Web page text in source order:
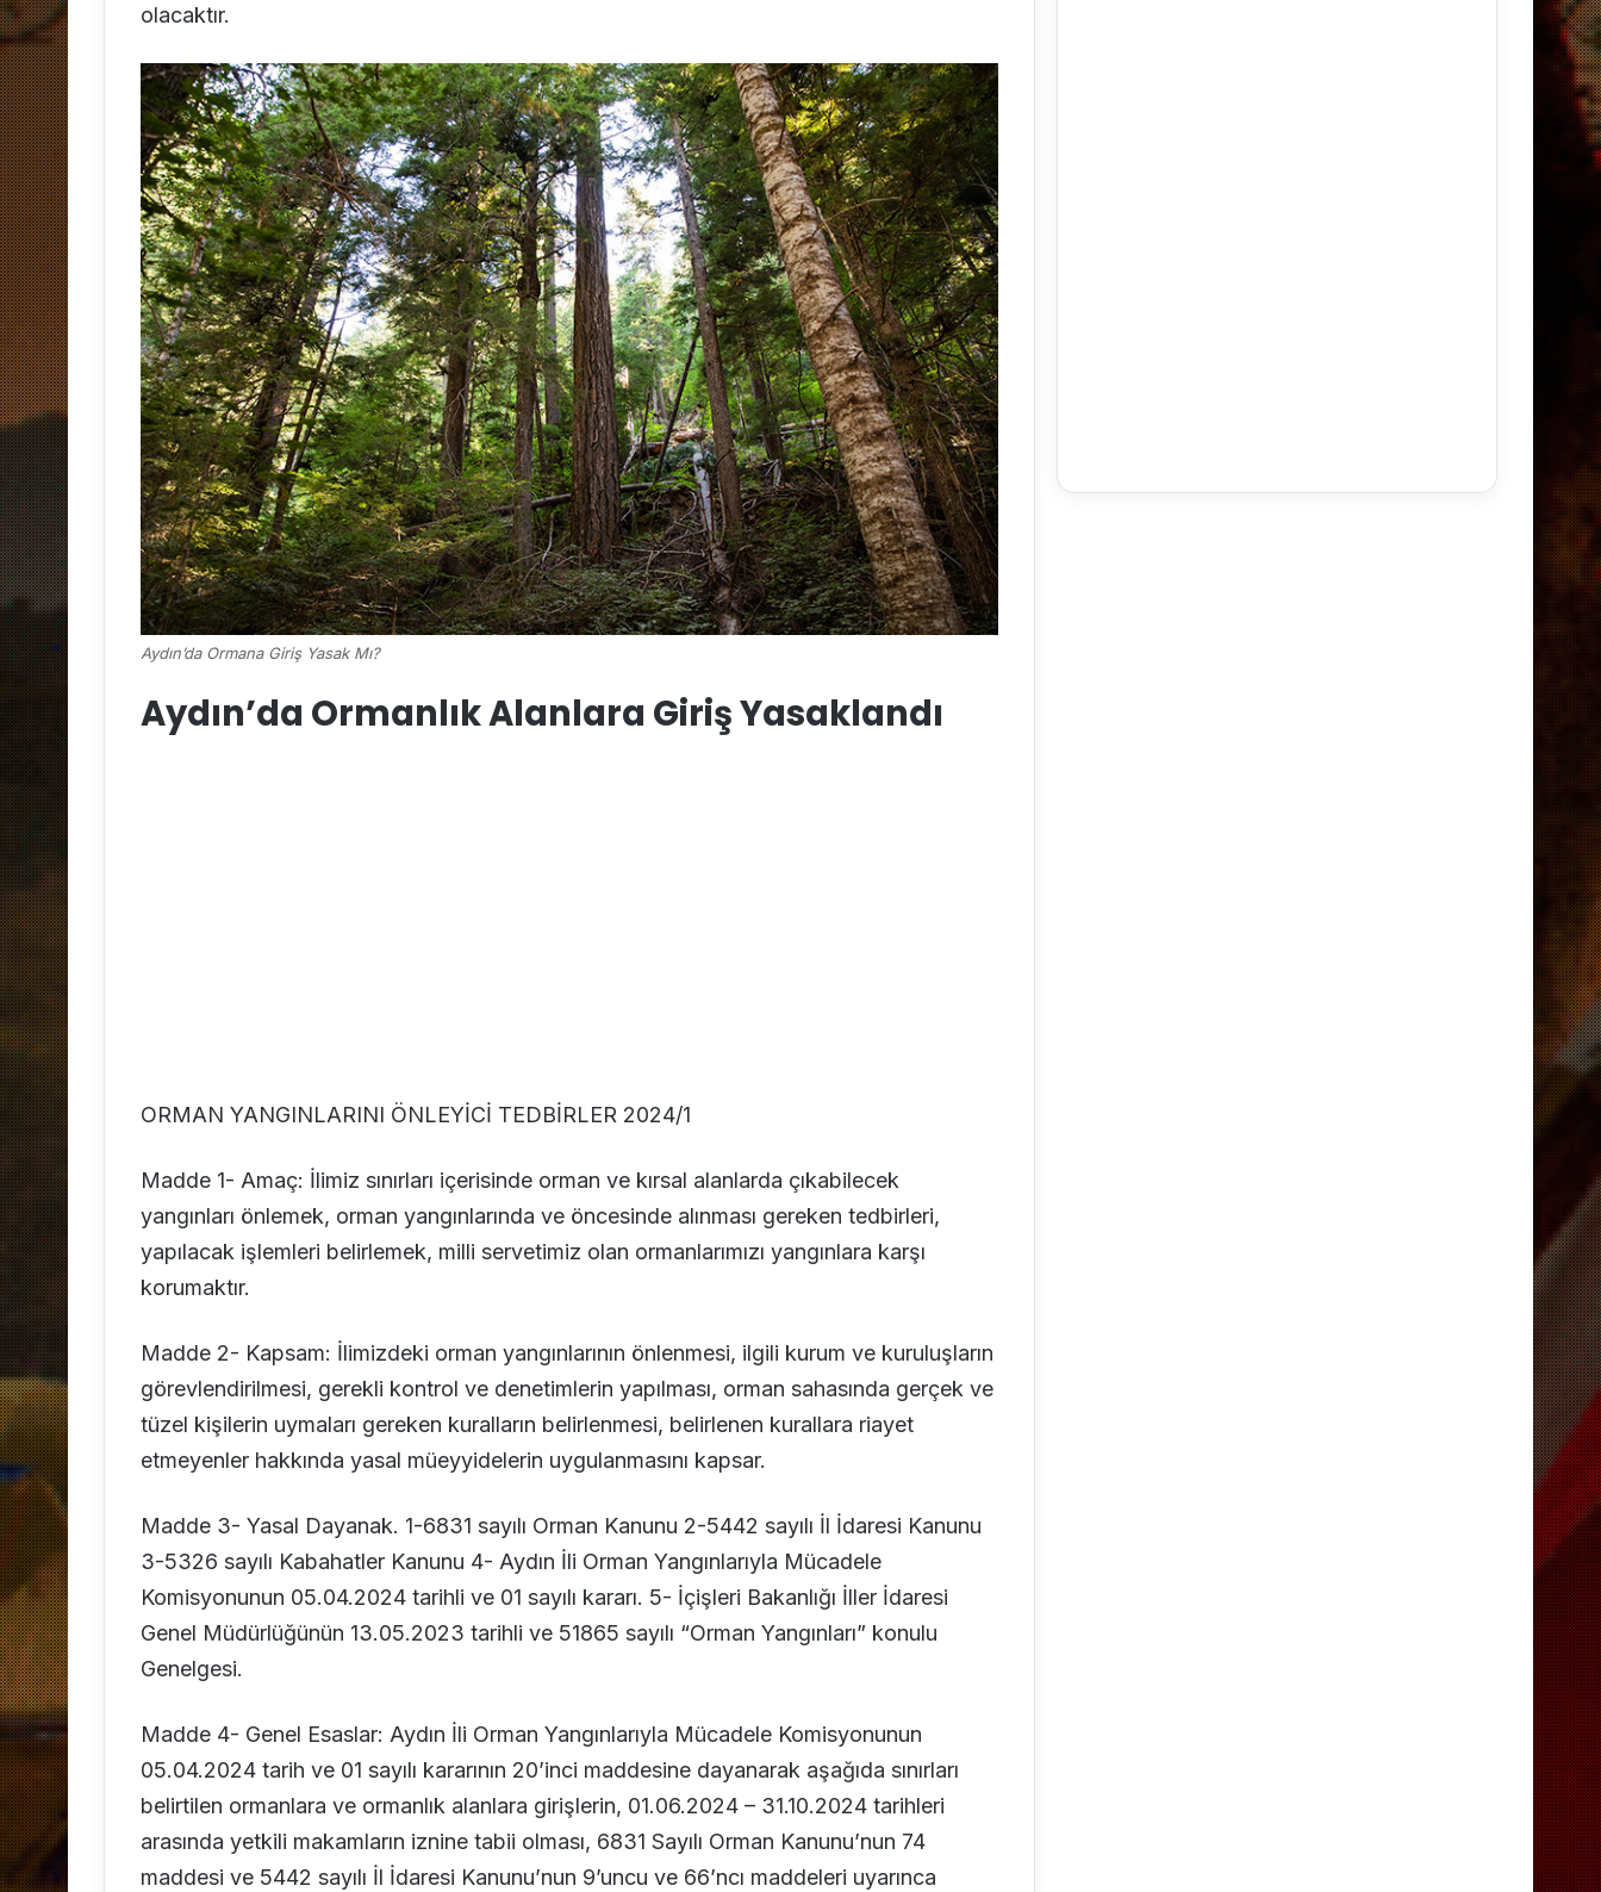
olacaktır.
Aydın’da Ormana Giriş Yasak Mı?
Aydın’da Ormanlık Alanlara Giriş Yasaklandı
ORMAN YANGINLARINI ÖNLEYİCİ TEDBİRLER 2024/1
Madde 1- Amaç: İlimiz sınırları içerisinde orman ve kırsal alanlarda çıkabilecek
yangınları önlemek, orman yangınlarında ve öncesinde alınması gereken tedbirleri,
yapılacak işlemleri belirlemek, milli servetimiz olan ormanlarımızı yangınlara karşı
korumaktır.
Madde 2- Kapsam: İlimizdeki orman yangınlarının önlenmesi, ilgili kurum ve kuruluşların
görevlendirilmesi, gerekli kontrol ve denetimlerin yapılması, orman sahasında gerçek ve
tüzel kişilerin uymaları gereken kuralların belirlenmesi, belirlenen kurallara riayet
etmeyenler hakkında yasal müeyyidelerin uygulanmasını kapsar.
Madde 3- Yasal Dayanak. 1-6831 sayılı Orman Kanunu 2-5442 sayılı İl İdaresi Kanunu
3-5326 sayılı Kabahatler Kanunu 4- Aydın İli Orman Yangınlarıyla Mücadele
Komisyonunun 05.04.2024 tarihli ve 01 sayılı kararı. 5- İçişleri Bakanlığı İller İdaresi
Genel Müdürlüğünün 13.05.2023 tarihli ve 51865 sayılı “Orman Yangınları” konulu
Genelgesi.
Madde 4- Genel Esaslar: Aydın İli Orman Yangınlarıyla Mücadele Komisyonunun
05.04.2024 tarih ve 01 sayılı kararının 20’inci maddesine dayanarak aşağıda sınırları
belirtilen ormanlara ve ormanlık alanlara girişlerin, 01.06.2024 – 31.10.2024 tarihleri
arasında yetkili makamların iznine tabii olması, 6831 Sayılı Orman Kanunu’nun 74
maddesi ve 5442 sayılı İl İdaresi Kanunu’nun 9’uncu ve 66’ncı maddeleri uyarınca